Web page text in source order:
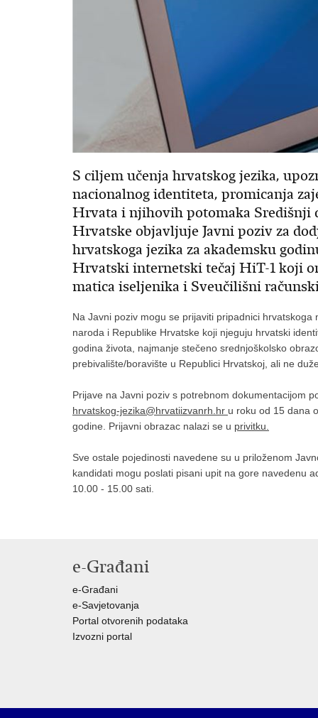
S ciljem učenja hrvatskog jezika,
nacionalnog identiteta, promicanja
Hrvata i njihovih potomaka Središnji
Hrvatske objavljuje Javni poziv za
hrvatskoga jezika za akademsku
Hrvatski internetski tečaj HiT-1 koji
matica iseljenika i Sveučilišni
Na Javni poziv mogu se prijaviti pripadnici
naroda i Republike Hrvatske koji njeguju hrvatski
godina života, najmanje stečeno srednjoškolsko
prebivalište/boravište u Republici Hrvatskoj, ali ne
Prijave na Javni poziv s potrebnom dokumentacijom
hrvatskog-jezika@hrvatiizvanrh.hr u roku od 15 dana
godine. Prijavni obrazac nalazi se u privitku.
Sve ostale pojedinosti navedene su u priloženom
kandidati mogu poslati pisani upit na gore navedenu
10.00 - 15.00 sati.
e-Građani
e-Građani
e-Savjetovanja
Portal otvorenih podataka
Izvozni portal